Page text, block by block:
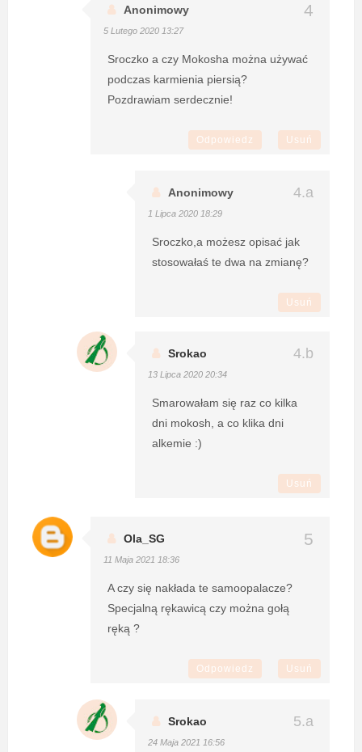
Anonimowy
5 Lutego 2020 13:27
Sroczko a czy Mokosha można używać
podczas karmienia piersią?
Pozdrawiam serdecznie!
Odpowiedz Usuń
Anonimowy
1 Lipca 2020 18:29
Sroczko,a możesz opisać jak
stosowałaś te dwa na zmianę?
Usuń
Srokao
13 Lipca 2020 20:34
Smarowałam się raz co kilka
dni mokosh, a co klika dni
alkemie :)
Usuń
Ola_SG
11 Maja 2021 18:36
A czy się nakłada te samoopalacze?
Specjalną rękawicą czy można gołą
ręką ?
Odpowiedz Usuń
Srokao
24 Maja 2021 16:56